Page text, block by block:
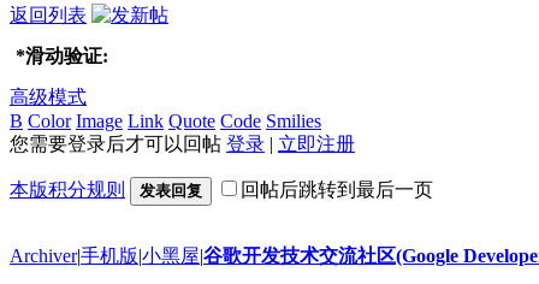
返回列表
*滑动验证:
高级模式
B Color Image Link Quote Code Smilies
您需要登录后才可以回帖 登录 | 立即注册
本版积分规则 发表回复 回帖后跳转到最后一页
Archiver|手机版|小黑屋|谷歌开发技术交流社区(Google